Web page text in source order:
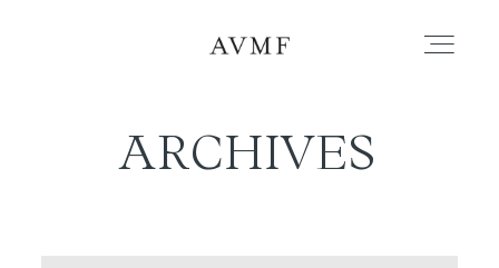
PORTAFOLIO
ARCHIVES